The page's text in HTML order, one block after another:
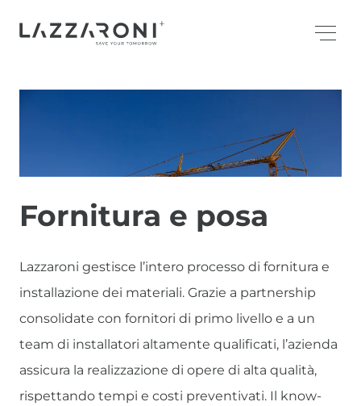
Fornitura e posa
Lazzaroni gestisce l’intero processo di fornitura e
installazione dei materiali. Grazie a partnership
consolidate con fornitori di primo livello e a un
team di installatori altamente qualificati, l’azienda
assicura la realizzazione di opere di alta qualità,
rispettando tempi e costi preventivati. Il know-